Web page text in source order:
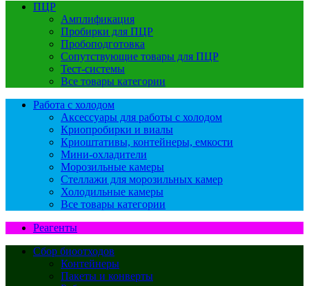
ПЦР
Амплификация
Пробирки для ПЦР
Пробоподготовка
Сопутствующие товары для ПЦР
Тест-системы
Все товары категории
Работа с холодом
Аксессуары для работы с холодом
Криопробирки и виалы
Криоштативы, контейнеры, емкости
Мини-охладители
Морозильные камеры
Стеллажи для морозильных камер
Холодильные камеры
Все товары категории
Реагенты
Сбор биоотходов
Контейнеры
Пакеты и конверты